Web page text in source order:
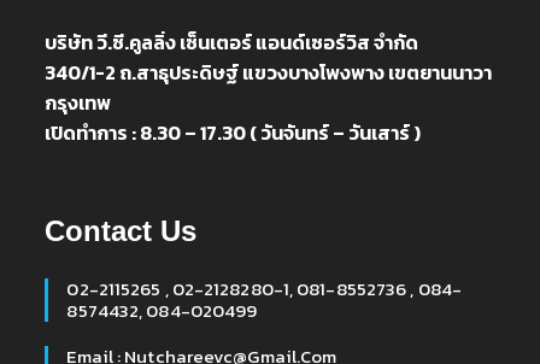
บริษัท วี.ซี.คูลลิ่ง เซ็นเตอร์ แอนด์เซอร์วิส จำกัด
340/1-2 ถ.สาธุประดิษฐ์ แขวงบางโพงพาง เขตยานนาวา
กรุงเทพ
เปิดทำการ : 8.30 – 17.30 ( วันจันทร์ – วันเสาร์ )
Contact Us
02-2115265 , 02-2128280-1, 081-8552736 , 084-
8574432, 084-020499
Email : Nutchareevc@gmail.com